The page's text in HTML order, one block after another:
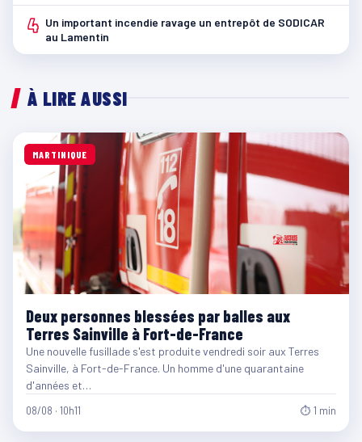
4 Un important incendie ravage un entrepôt de SODICAR
au Lamentin
À LIRE AUSSI
MARTINIQUE
Deux personnes blessées par balles aux
Terres Sainville à Fort-de-France
Une nouvelle fusillade s'est produite vendredi soir aux Terres
Sainville, à Fort-de-France. Un homme d'une quarantaine
d'années et…
08/08 · 10h11 ⏱ 1 min